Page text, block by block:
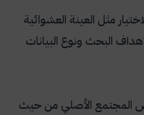
مثل العينة العشوائية
البحث ونوع البيانات
المجتمع الأصلي من حيث